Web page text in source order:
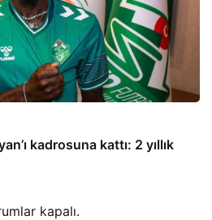
kadrosuna kattı: 2 yıllık
kapalı.